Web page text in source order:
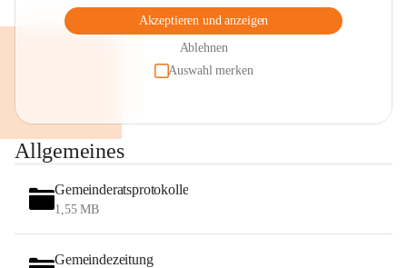
Akzeptieren und anzeigen
Ablehnen
Auswahl merken
Allgemeines
Gemeinderatsprotokolle
1,55 MB
Gemeindezeitung